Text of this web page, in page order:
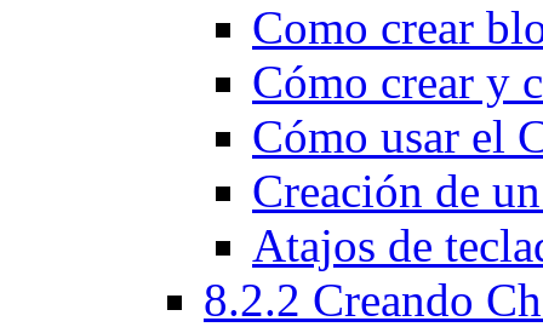
Como crear
Cómo crear y
Cómo usar el
Creación de
Atajos de
8.2.2 Creando